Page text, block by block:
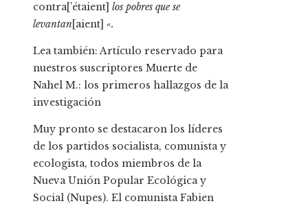
contra[’étaient] los pobres que se
levantan [aient] «.
Lea también: Artículo reservado para
nuestros suscriptores Muerte de
Nahel M.: los primeros hallazgos de la
investigación
Muy pronto se destacaron los líderes
de los partidos socialista, comunista y
ecologista, todos miembros de la
Nueva Unión Popular Ecológica y
Social (Nupes). El comunista Fabien